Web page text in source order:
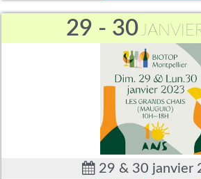
29 - 30
29 & 30 janvier